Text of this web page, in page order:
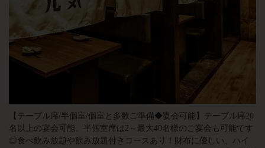
【テーブル席/半個室/個室と多数ご準備◆宴会可能】テーブル席20
名以上の宴会可能。半個室席は2～最大40名様のご宴会も可能です
◎食べ飲み放題や飲み放題付きコースあり！財布に優しい、ハイ